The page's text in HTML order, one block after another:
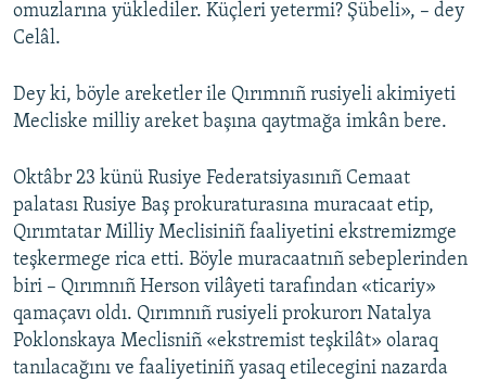
omuzlarına yüklediler. Küçleri yetermi? Şübeli», – dey
Celâl.
Dey ki, böyle areketler ile Qırımnıñ rusiyeli akimiyeti
Mecliske milliy areket başına qaytmağa imkân bere.
Oktâbr 23 künü Rusiye Federatsiyasınıñ Cemaat
palatası Rusiye Baş prokuraturasına muracaat etip,
Qırımtatar Milliy Meclisiniñ faaliyetini ekstremizmge
teşkermege rica etti. Böyle muracaatnıñ sebeplerinden
biri – Qırımnıñ Herson vilâyeti tarafından «ticariy»
qamaçavı oldı. Qırımnıñ rusiyeli prokurorı Natalya
Poklonskaya Meclisniñ «ekstremist teşkilât» olaraq
tanılacağını ve faaliyetiniñ yasaq etilecegini nazarda